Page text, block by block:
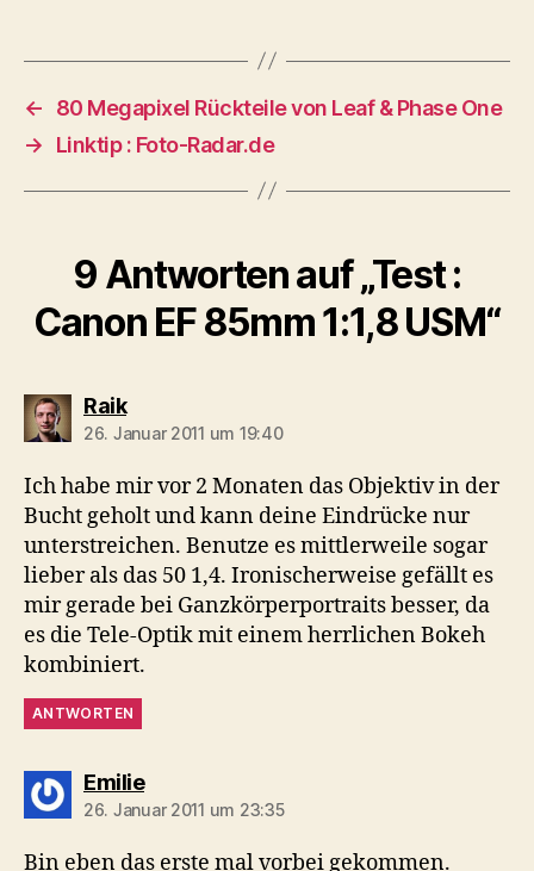
←
80 Megapixel Rückteile von Leaf & Phase One
→
Linktip : Foto-Radar.de
9 Antworten auf „Test :
Canon EF 85mm 1:1,8 USM“
Raiksagt:
26. Januar 2011 um 19:40
Ich habe mir vor 2 Monaten das Objektiv in der
Bucht geholt und kann deine Eindrücke nur
unterstreichen. Benutze es mittlerweile sogar
lieber als das 50 1,4. Ironischerweise gefällt es
mir gerade bei Ganzkörperportraits besser, da
es die Tele-Optik mit einem herrlichen Bokeh
kombiniert.
ANTWORTEN
Emiliesagt:
26. Januar 2011 um 23:35
Bin eben das erste mal vorbei gekommen.